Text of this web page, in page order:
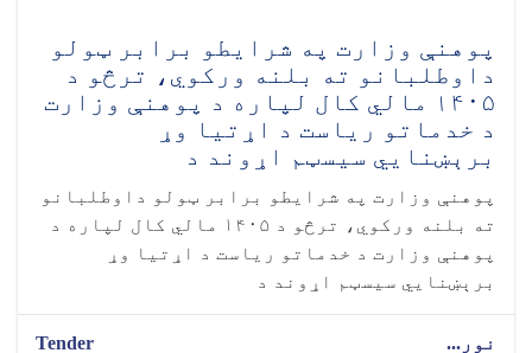
پوهنې وزارت په شرایطو برابر ټولو
داوطلبانو ته بلنه ورکوي، ترڅو د
۱۴۰۵ مالي کال لپاره د پوهنې وزارت
د خدماتو ریاست د اړتیا وړ
برېښنايي سیسټم اړوند د
پوهنې وزارت په شرایطو برابر ټولو داوطلبانو
ته بلنه ورکوي، ترڅو د ۱۴۰۵ مالي کال لپاره د
پوهنې وزارت د خدماتو ریاست د اړتیا وړ
برېښنايي سیسټم اړوند د
نور... Tender